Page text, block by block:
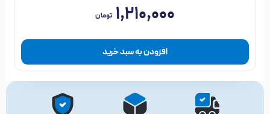
۱,۲۱۰,۰۰۰ تومان
افزودن به سبد خرید